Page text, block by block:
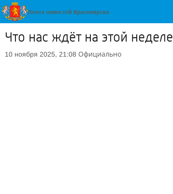
Что нас ждёт на этой неделе
10 ноября 2025, 21:08 Официально